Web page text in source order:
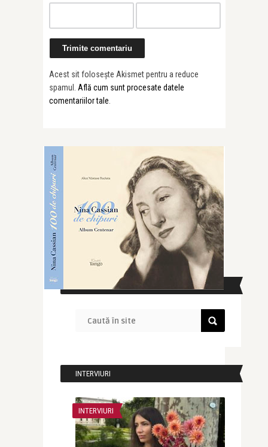
Acest sit folosește Akismet pentru a reduce
spamul. Află cum sunt procesate datele
comentariilor tale
CAUTĂ ÎN SITE
INTERVIURI
INTERVIURI